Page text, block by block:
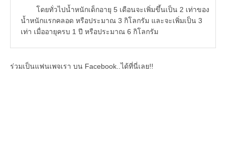
โดยทั่วไปน้ำหนักเด็กอายุ 5 เดือนจะเพิ่มขึ้นเป็น 2 เท่าของ
น้ำหนักแรกคลอด หรือประมาณ 3 กิโลกรัม และจะเพิ่มเป็น 3
เท่า เมื่ออายุครบ 1 ปี หรือประมาณ 6 กิโลกรัม
ร่วมเป็นแฟนเพจเรา บน Facebook..ได้ที่นี่เลย!!